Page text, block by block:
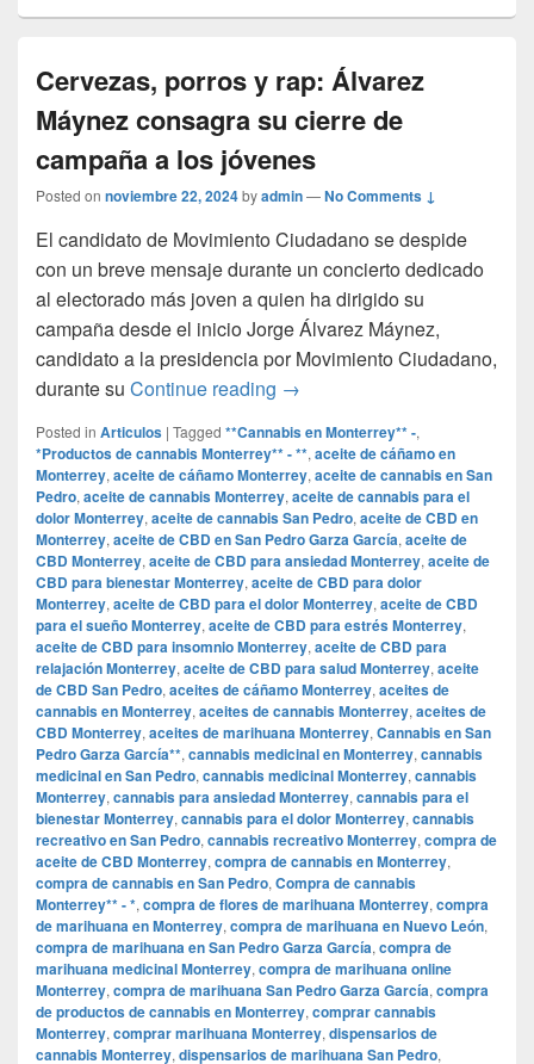
Cervezas, porros y rap: Álvarez
Máynez consagra su cierre de
campaña a los jóvenes
Posted on noviembre 22, 2024byadmin—No Comments ↓
El candidato de Movimiento Ciudadano se despide
con un breve mensaje durante un concierto dedicado
al electorado más joven a quien ha dirigido su
campaña desde el inicio Jorge Álvarez Máynez,
candidato a la presidencia por Movimiento Ciudadano,
durante su Continue reading Cervezas, porros y rap:
→
Posted in Articulos | Tagged **Cannabis en Monterrey** -,
*Productos de cannabis Monterrey** - **, aceite de cáñamo en
Monterrey, aceite de cáñamo Monterrey, aceite de cannabis en San
Pedro, aceite de cannabis Monterrey, aceite de cannabis para el
dolor Monterrey, aceite de cannabis San Pedro, aceite de CBD en
Monterrey, aceite de CBD en San Pedro Garza García, aceite de
CBD Monterrey, aceite de CBD para ansiedad Monterrey, aceite de
CBD para bienestar Monterrey, aceite de CBD para dolor
Monterrey, aceite de CBD para el dolor Monterrey, aceite de CBD
para el sueño Monterrey, aceite de CBD para estrés Monterrey,
aceite de CBD para insomnio Monterrey, aceite de CBD para
relajación Monterrey, aceite de CBD para salud Monterrey, aceite
de CBD San Pedro, aceites de cáñamo Monterrey, aceites de
cannabis en Monterrey, aceites de cannabis Monterrey, aceites de
CBD Monterrey, aceites de marihuana Monterrey, Cannabis en San
Pedro Garza García**, cannabis medicinal en Monterrey, cannabis
medicinal en San Pedro, cannabis medicinal Monterrey, cannabis
Monterrey, cannabis para ansiedad Monterrey, cannabis para el
bienestar Monterrey, cannabis para el dolor Monterrey, cannabis
recreativo en San Pedro, cannabis recreativo Monterrey, compra de
aceite de CBD Monterrey, compra de cannabis en Monterrey,
compra de cannabis en San Pedro, Compra de cannabis
Monterrey** - *, compra de flores de marihuana Monterrey, compra
de marihuana en Monterrey, compra de marihuana en Nuevo León,
compra de marihuana en San Pedro Garza García, compra de
marihuana medicinal Monterrey, compra de marihuana online
Monterrey, compra de marihuana San Pedro Garza García, compra
de productos de cannabis en Monterrey, comprar cannabis
Monterrey, comprar marihuana Monterrey, dispensarios de
cannabis Monterrey, dispensarios de marihuana San Pedro,